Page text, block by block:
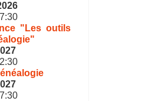
"Les outils